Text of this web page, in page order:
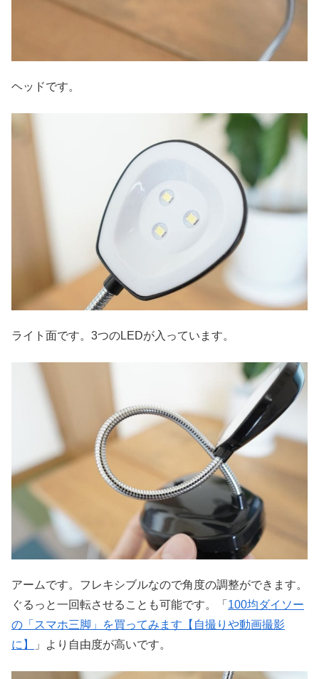
ヘッドです。
ライト面です。3つのLEDが入っています。
アームです。フレキシブルなので角度の調整ができます。
ぐるっと一回転させることも可能です。「 100均ダイソー
の「スマホ三脚」を買ってみます【自撮りや動画撮影
に】
」より自由度が高いです。